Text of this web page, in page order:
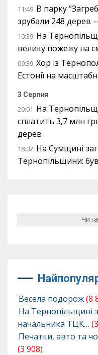
11:49 В парку
зрубали 248 дерев
10:39 На
велику пожежу на
09:39 Хор із
Естонії на
3 Серпня
20:01 На
сплатить 3,7 млн
дерев
18:02 На Сумщині
Тернопільщини:
Весела подорож(8
На Тернопільщині
начальника ТЦК…
Печатки, авто та
(3 908)